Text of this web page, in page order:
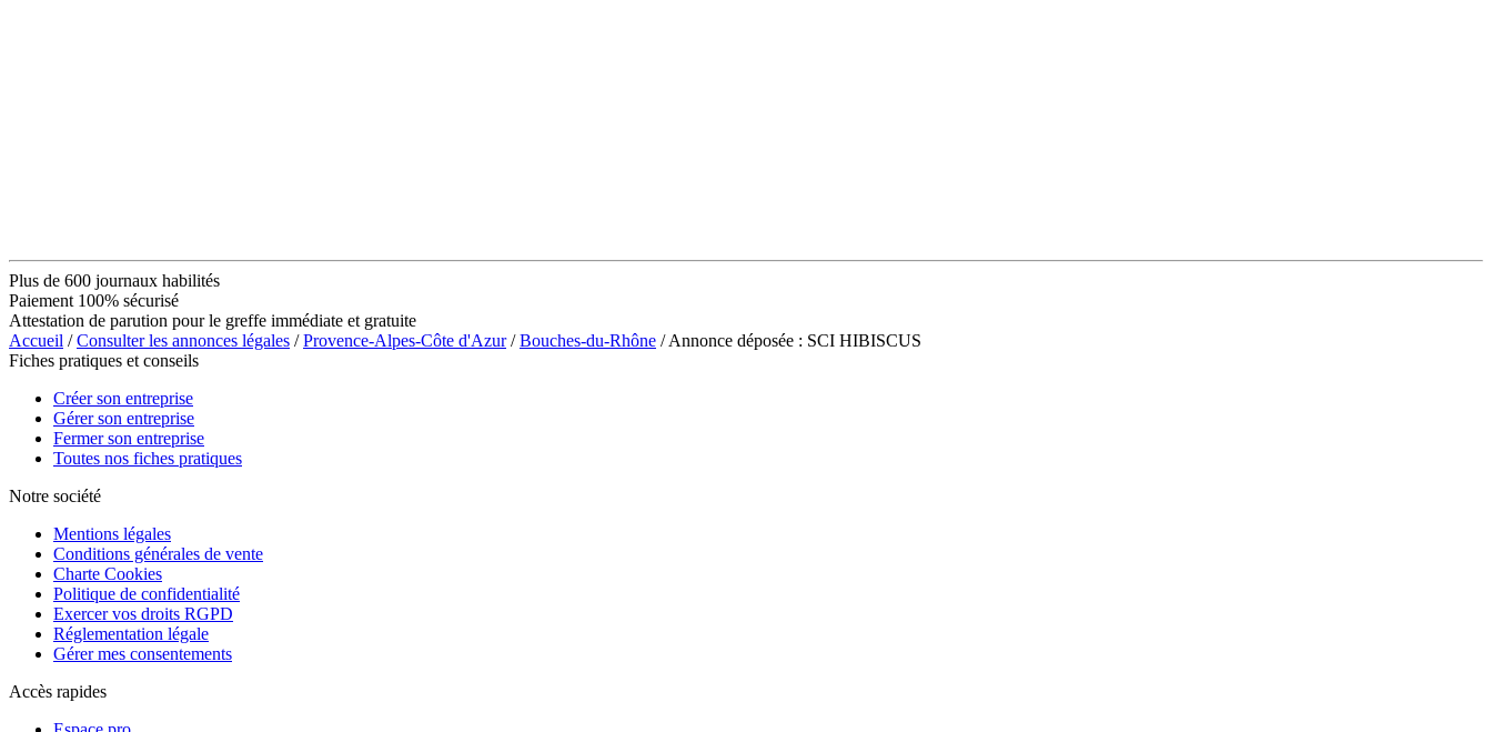
Plus de 600 journaux habilités
Paiement 100% sécurisé
Attestation de parution pour le greffe immédiate et gratuite
Accueil /Consulter les annonces légales /Provence-Alpes-Côte d'Azur/Bouches-du-Rhône / Annonce déposée : SCI HIBISCUS
Fiches pratiques et conseils
Créer son entreprise
Gérer son entreprise
Fermer son entreprise
Toutes nos fiches pratiques
Notre société
Mentions légales
Conditions générales de vente
Charte Cookies
Politique de confidentialité
Exercer vos droits RGPD
Réglementation légale
Gérer mes consentements
Accès rapides